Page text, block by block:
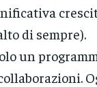
di sempre).
un